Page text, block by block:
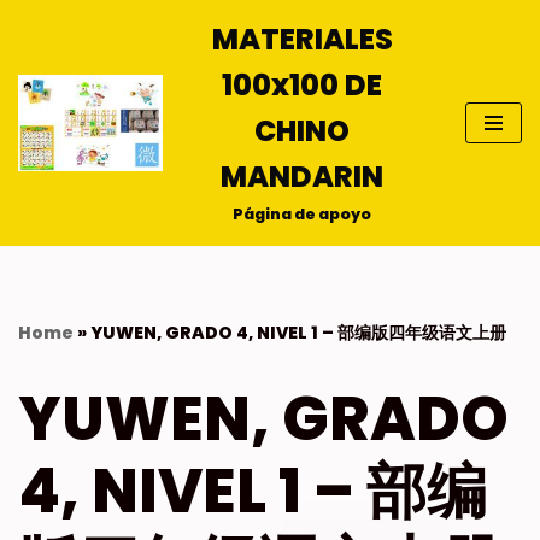
al
contenido
MATERIALES
100x100 DE
CHINO
MANDARIN
Página de apoyo
Home »YUWEN, GRADO 4, NIVEL 1 – 部编版四年级语文上册
YUWEN, GRADO
4, NIVEL 1 – 部编